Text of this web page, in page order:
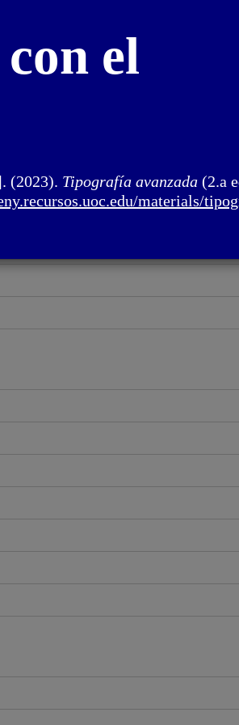
el
(2023). Tipografía avanzada (2.a
edu/materials/